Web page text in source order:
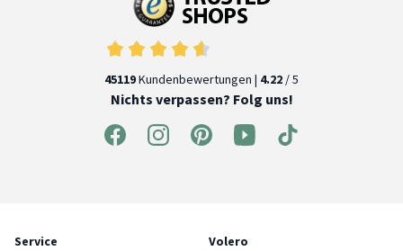
45119Kundenbewertungen | 4.22 / 5
Nichts verpassen? Folg uns!
Service Volero